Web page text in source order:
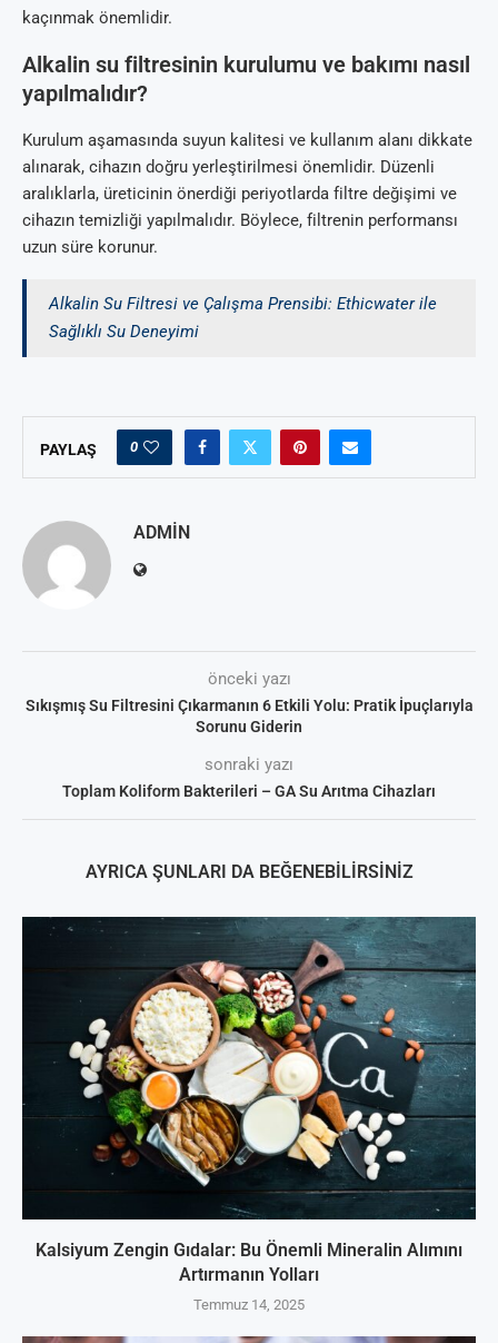
kaçınmak önemlidir.
Alkalin su filtresinin kurulumu ve bakımı nasıl
yapılmalıdır?
Kurulum aşamasında suyun kalitesi ve kullanım alanı dikkate
alınarak, cihazın doğru yerleştirilmesi önemlidir. Düzenli
aralıklarla, üreticinin önerdiği periyotlarda filtre değişimi ve
cihazın temizliği yapılmalıdır. Böylece, filtrenin performansı
uzun süre korunur.
Alkalin Su Filtresi ve Çalışma Prensibi: Ethicwater ile
Sağlıklı Su Deneyimi
PAYLAŞ 0
ADMIN
önceki yazı
Sıkışmış Su Filtresini Çıkarmanın 6 Etkili Yolu: Pratik İpuçlarıyla
Sorunu Giderin
sonraki yazı
Toplam Koliform Bakterileri – GA Su Arıtma Cihazları
AYRICA ŞUNLARI DA BEĞENEBILIRSINIZ
Kalsiyum Zengin Gıdalar: Bu Önemli Mineralin Alımını
Artırmanın Yolları
Temmuz 14, 2025